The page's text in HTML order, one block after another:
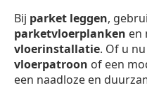
Bij parket leggen,
parketvloerplanken en
vloerinstallatie. Of u
vloerpatroon of een
een naadloze en